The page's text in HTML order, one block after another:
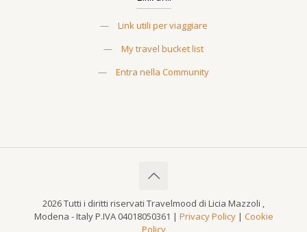
—
Link utili per viaggiare
—
My travel bucket list
—
Entra nella Community
2026 Tutti i diritti riservati Travelmood di Licia Mazzoli ,
Modena - Italy P.IVA 04018050361 | Privacy Policy| Cookie
Policy